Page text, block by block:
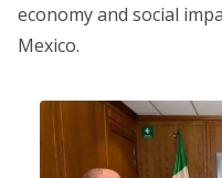
economy and social
Mexico.